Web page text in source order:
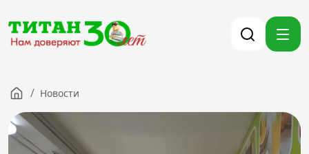
Компания
Партнерам
/ Новости